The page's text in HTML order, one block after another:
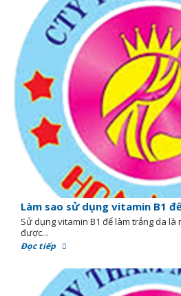
Làm sao sử dụng vitamin B1
Sử dụng vitamin B1 để làm trắng da là
được...
Đọc tiếp